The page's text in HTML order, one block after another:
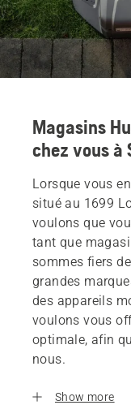
Magasins
chez vous à
Lorsque vous
situé au 1699
voulons que
tant que
sommes fiers
grandes
des appareils
voulons vous
optimale, afin
nous.
Show more